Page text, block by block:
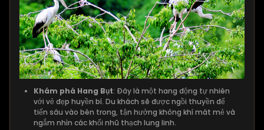
Khám phá Hang Bụt: Đây là một hang động tự nhiên
với vẻ đẹp huyền bí. Du khách sẽ được ngồi thuyền để
tiến sâu vào bên trong, tận hưởng không khí mát mẻ và
ngắm nhìn các khối nhũ thạch lung linh.